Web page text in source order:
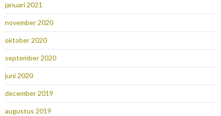
januari 2021
november 2020
oktober 2020
september 2020
juni 2020
december 2019
augustus 2019